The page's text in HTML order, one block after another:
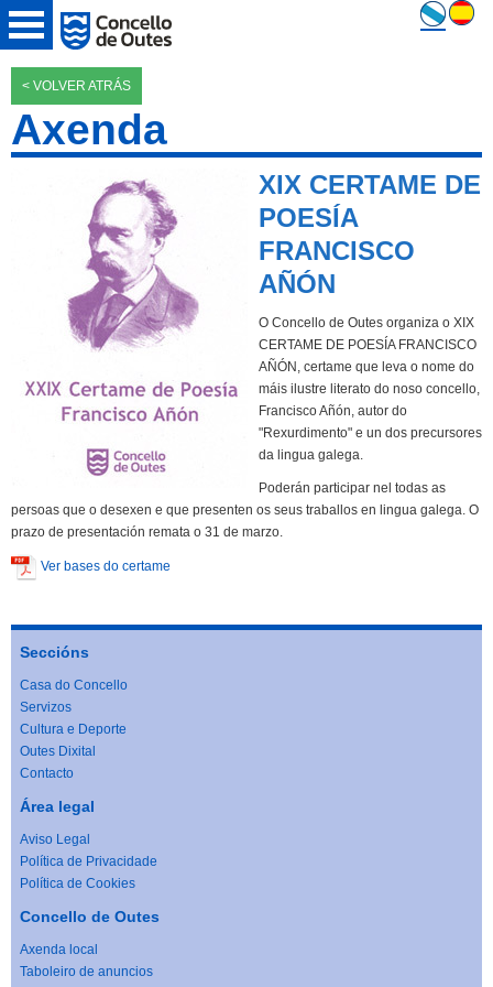
< VOLVER ATRÁS
Axenda
XIX CERTAME DE
POESÍA
FRANCISCO
AÑÓN
O Concello de Outes organiza o XIX
CERTAME DE POESÍA FRANCISCO
AÑÓN, certame que leva o nome do
máis ilustre literato do noso concello,
Francisco Añón, autor do
"Rexurdimento" e un dos precursores
da lingua galega.
Poderán participar nel todas as
persoas que o desexen e que presenten os seus traballos en lingua galega. O
prazo de presentación remata o 31 de marzo.
Ver bases do certame
Seccións
Casa do Concello
Servizos
Cultura e Deporte
Outes Dixital
Contacto
Área legal
Aviso Legal
Política de Privacidade
Política de Cookies
Concello de Outes
Axenda local
Taboleiro de anuncios